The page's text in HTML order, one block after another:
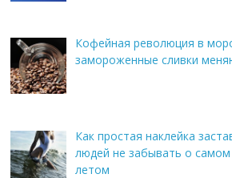
Кофейная революция в
замороженные сливки
Как простая наклейка
людей не забывать о
летом